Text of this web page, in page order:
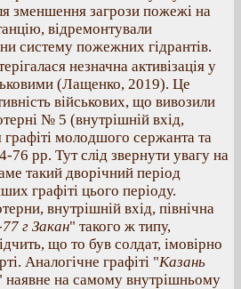
зменшення загрози пожежі на
відремонтували
систему пожежних гідрантів.
незначна активізація у
(Лащенко, 2019). Це
військових, що вивозили
№ 5 (внутрішній вхід,
графіті молодшого сержанта та
76 рр. Тут слід звернути увагу на
такий дворічний період
графіті цього періоду.
внутрішній вхід, північна
г Закан" такого ж типу,
що то був солдат, імовірно
Аналогічне графіті "Казань
наявне на самому внутрішньому